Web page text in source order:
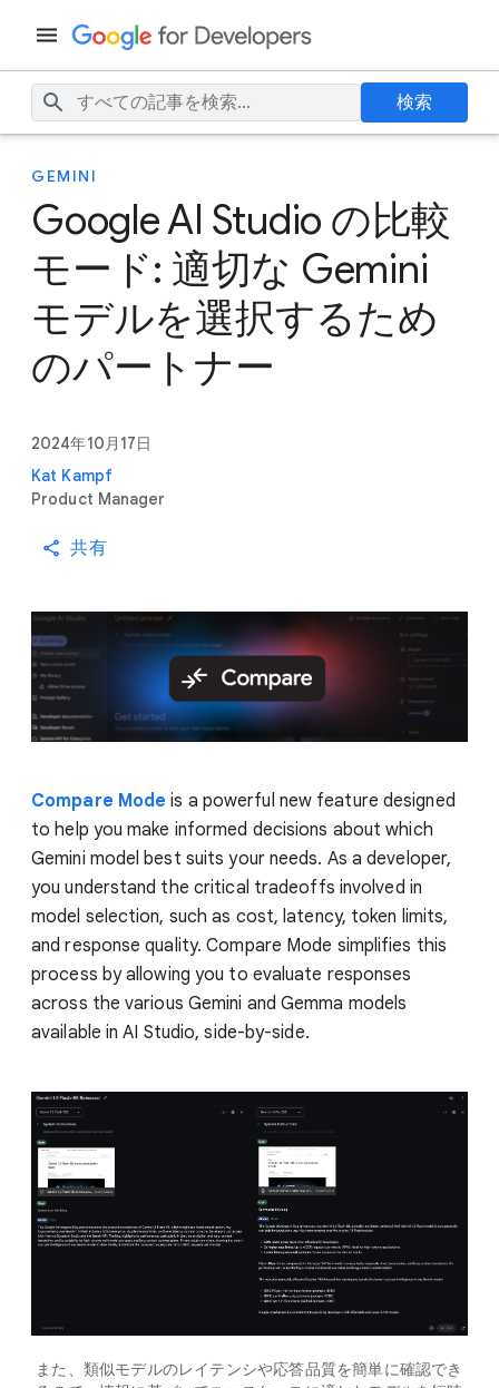
検索
GEMINI
Google AI Studio の比較
モード: 適切な Gemini
モデルを選択するため
のパートナー
2024年10月17日
Kat Kampf
Product Manager
共有
Compare Mode is a powerful new feature designed
to help you make informed decisions about which
Gemini model best suits your needs. As a developer,
you understand the critical tradeoffs involved in
model selection, such as cost, latency, token limits,
and response quality. Compare Mode simplifies this
process by allowing you to evaluate responses
across the various Gemini and Gemma models
available in AI Studio, side-by-side.
また、類似モデルのレイテンシや応答品質を簡単に確認でき